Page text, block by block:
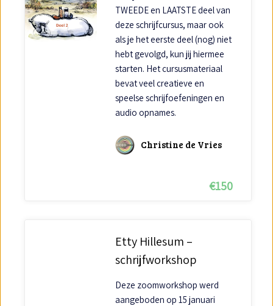
TWEEDE en LAATSTE deel van
deze schrijfcursus, maar ook
als je het eerste deel (nog) niet
hebt gevolgd, kun jij hiermee
starten. Het cursusmateriaal
bevat veel creatieve en
speelse schrijfoefeningen en
audio opnames.
Christine de Vries
€150
Etty Hillesum –
schrijfworkshop
Deze zoomworkshop werd
aangeboden op 15 januari